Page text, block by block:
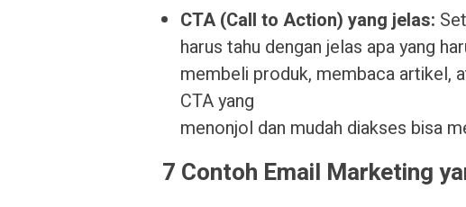
CTA (Call to Action) yang jelas:
harus tahu dengan jelas apa yang
membeli produk, membaca artikel,
CTA yang
menonjol dan mudah diakses bisa
7 Contoh Email Marketing